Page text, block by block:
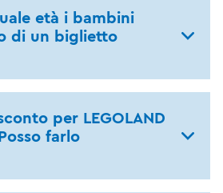
età i bambini
di un biglietto
per LEGOLAND
farlo